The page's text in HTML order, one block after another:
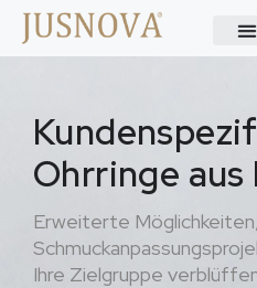
Ohrringe aus
Erweiterte
Ihre Zielgruppe